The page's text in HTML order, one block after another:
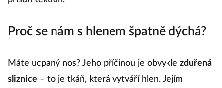
Proč se nám s hlenem špatně dýchá?
Máte ucpaný nos? Jeho příčinou je obvykle zduřená
sliznice – to je tkáň, která vytváří hlen. Jejím